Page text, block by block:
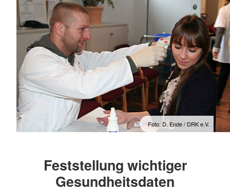
Foto: D. Ende / DRK e.V.
Feststellung wichtiger
Gesundheitsdaten